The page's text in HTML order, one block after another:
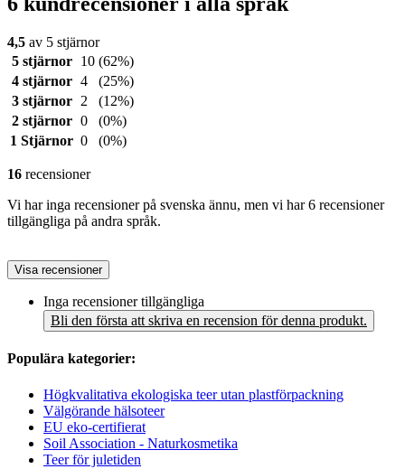
4,5 av 5 stjärnor
5 stjärnor
10 (62%)
4 stjärnor 4
(25%)
3 stjärnor
2
(12%)
2 stjärnor 0
(0%)
1 Stjärnor 0 (0%)
16 recensioner
Vi har inga recensioner på svenska ännu, men vi har 6 recensioner
tillgängliga på andra språk.
Visa recensioner
Inga recensioner tillgängliga
Bli den första att skriva en recension för denna produkt.
Populära kategorier:
Högkvalitativa ekologiska teer utan plastförpackning
Välgörande hälsoteer
EU eko-certifierat
Soil Association - Naturkosmetika
Teer för juletiden